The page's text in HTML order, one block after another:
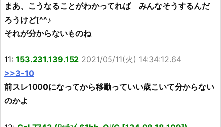
まあ、こうなることがわかってれば みんなそうするんだ
ろうけど(^^♪
それが分からないものね
11: 153.231.139.152 2021/05/11(火) 14:34:12.64
>>3-10
前スレ1000になってから移動っていい歳こいて分からない
のかよ